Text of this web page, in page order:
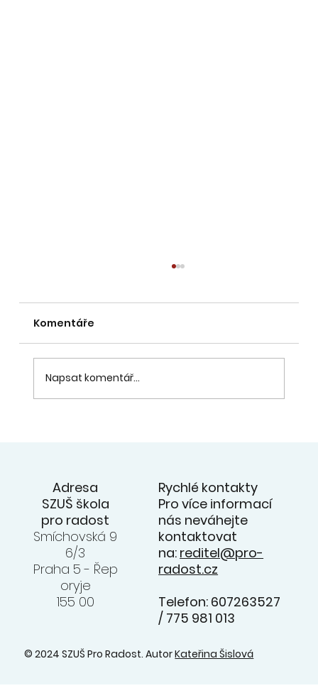
Komentáře
Napsat komentář...
© 2024 SZUŠ Pro Radost. AutorKateřina Šislová
Adresa
SZUŠ škola
pro radost
Smíchovská 9
6/3
Praha 5 - Řep
oryje
155 00
Rychlé kontakty
Pro více informací
nás neváhejte
kontaktovat
na: reditel@pro-
radost.cz
Telefon: 607263527
/ 775 981 013